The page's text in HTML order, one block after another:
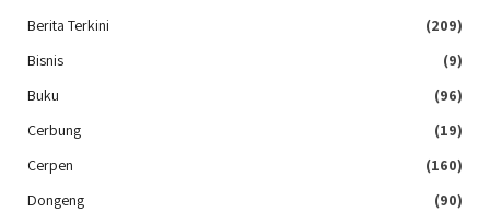
Berita Terkini
(209)
Bisnis
(9)
Buku
(96)
Cerbung
(19)
Cerpen
(160)
Dongeng
(90)